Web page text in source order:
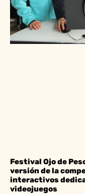
Festival Ojo de
versión de la
interactivos
videojuegos